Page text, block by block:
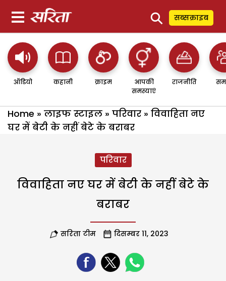
⚲ सब्सक्राइब
ऑडियो कहानी क्राइम
आपकी
समस्याएं
राजनीति
Home » लाइफ स्टाइल » परिवार » विवाहिता नए
घर में बेटी के नहीं बेटे के बराबर
परिवार
विवाहिता नए घर में बेटी के नहीं बेटे के
बराबर
सरिता टीम दिसम्बर 11, 2023